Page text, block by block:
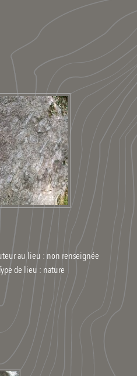
au lieu : non renseignée
de lieu : nature